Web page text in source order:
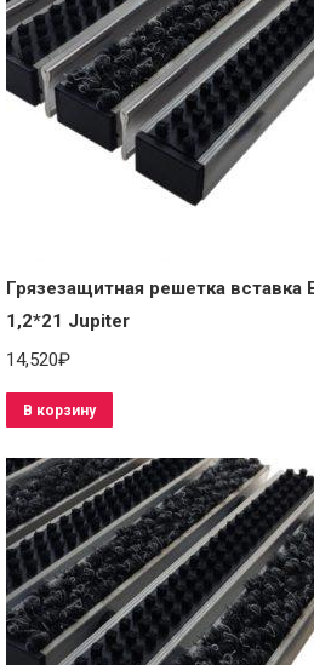
Грязезащитная решетка
1,2*21 Jupiter
14,520₽
В корзину